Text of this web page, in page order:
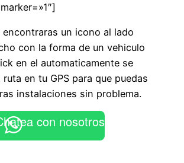
encontraras un icono al lado
con la forma de un vehiculo
en el automaticamente se
en tu GPS para que puedas
instalaciones sin problema.
con nosotros